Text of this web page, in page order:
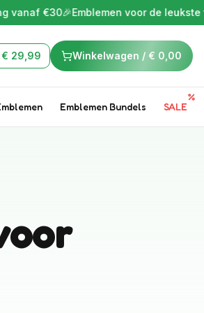
€30🎉Emblemen voor de leukste tijd
€ 29,99 Winkelwagen / € 0,00
Emblemen Bundels SALE